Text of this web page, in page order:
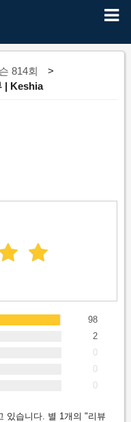
814회
| Keshia
98
2
0
0
0
있습니다. 별 1개의 "리뷰